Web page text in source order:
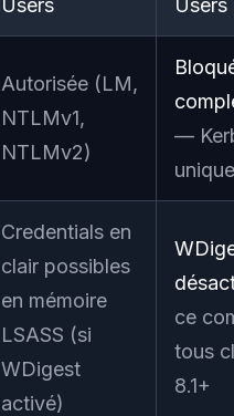
Users Users
Autorisée (LM,
NTLMv1,
NTLMv2)
—
Credentials en
clair possibles
en mémoire
LSASS (si
WDigest
activé)
ce
tous
8.1+